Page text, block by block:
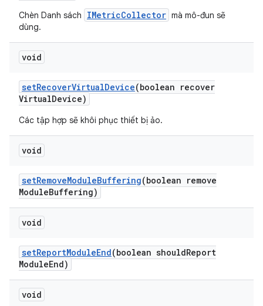
Chèn Danh sách IMetricCollector mà mô-đun sẽ
dùng.
void
setRecoverVirtualDevice(boolean recover
VirtualDevice)
Các tập hợp sẽ khôi phục thiết bị ảo.
void
setRemoveModuleBuffering(boolean remove
ModuleBuffering)
void
setReportModuleEnd(boolean shouldReport
ModuleEnd)
void